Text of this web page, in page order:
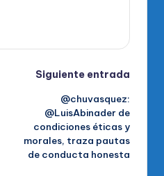
Siguiente entrada
@chuvasquez:
@LuisAbinader de
condiciones éticas y
morales, traza pautas
de conducta honesta